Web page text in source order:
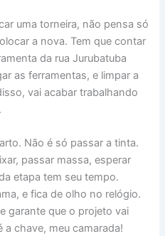
uma torneira, não pensa só
a nova. Tem que contar
da rua Jurubatuba
as ferramentas, e limpar a
vai acabar trabalhando
Não é só passar a tinta.
passar massa, esperar
etapa tem seu tempo.
e fica de olho no relógio.
garante que o projeto vai
a chave, meu camarada!